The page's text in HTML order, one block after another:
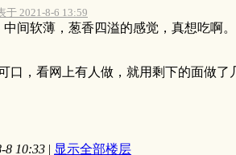
于 2021-8-6 13:59
间软薄，葱香四溢的感觉，真想吃啊。
口，看网上有人做，就用剩下的面做了
8 10:33 | 显示全部楼层